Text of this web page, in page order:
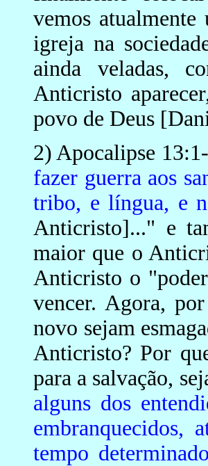
vemos
igreja na
ainda veladas,
Anticristo
povo de Deus
2) Apocalipse
fazer guerra aos
tribo, e língua, e
Anticristo]..." e
maior que o
Anticristo o
vencer. Agora,
novo sejam
Anticristo? Por
para a salvação,
alguns dos
embranquecidos,
tempo